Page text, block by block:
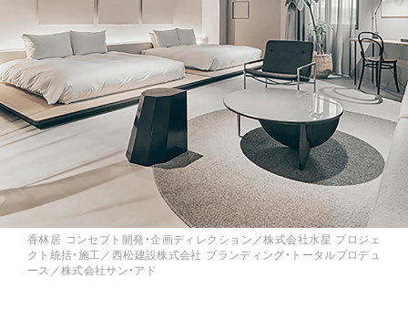
香林居 コンセプト開発・企画ディレクション／株式会社水星 プロジェ
クト統括・施工／西松建設株式会社 ブランディング・トータルプロデュ
ース／株式会社サン・アド